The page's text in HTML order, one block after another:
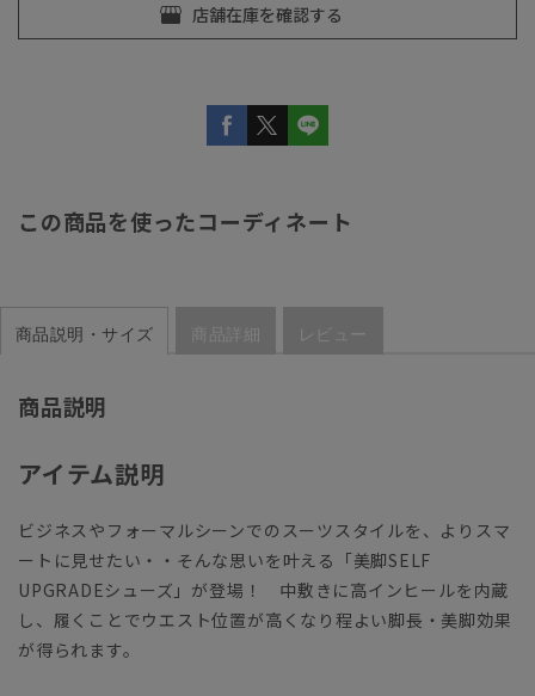
この商品を使ったコーディネート
商品説明・サイズ 商品詳細 レビュー
商品説明
アイテム説明
ビジネスやフォーマルシーンでのスーツスタイルを、よりスマ
ートに見せたい・・そんな思いを叶える「美脚SELF
UPGRADEシューズ」が登場！ 中敷きに高インヒールを内蔵
し、履くことでウエスト位置が高くなり程よい脚長・美脚効果
が得られます。